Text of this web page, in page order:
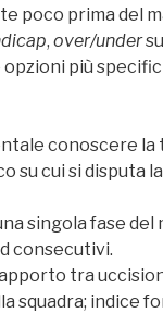
poco prima del
, over/under
più
conoscere la
su cui si disputa
singola fase
consecutivi.
tra
squadra; indice